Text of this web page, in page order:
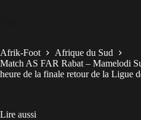
Afrik-Foot
Afrique du Sud
Match AS FAR Rabat – Mamelodi
heure de la finale retour de la Ligue
Lire aussi